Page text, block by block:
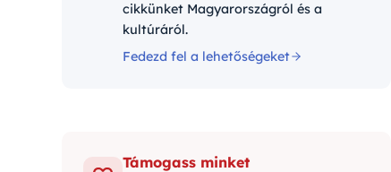
cikkünket Magyarországról és a
kultúráról.
Fedezd fel a lehetőségeket
Támogass minket